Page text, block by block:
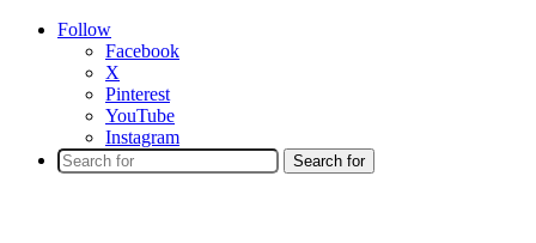
Follow
Facebook
X
Pinterest
YouTube
Instagram
Search for